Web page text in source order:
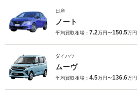
日産
ノート
平均買取相場： 7.2万円〜150.5万円
ダイハツ
ムーヴ
平均買取相場： 4.5万円〜136.6万円